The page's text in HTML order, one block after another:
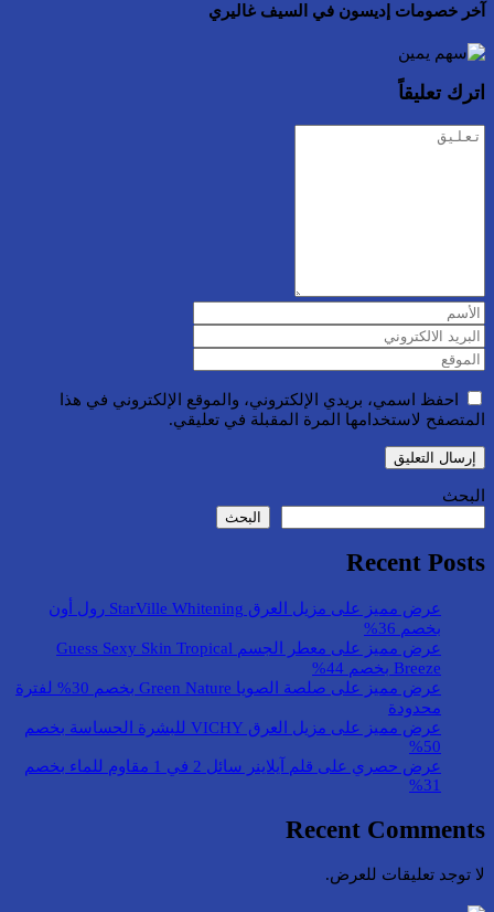
آخر خصومات إديسون في السيف غاليري
اترك تعليقاً
احفظ اسمي، بريدي الإلكتروني، والموقع الإلكتروني في هذا
المتصفح لاستخدامها المرة المقبلة في تعليقي.
البحث
البحث
Recent Posts
عرض مميز على مزيل العرق StarVille Whitening رول أون
بخصم 36%
عرض مميز على معطر الجسم Guess Sexy Skin Tropical
Breeze بخصم 44%
عرض مميز على صلصة الصويا Green Nature بخصم 30% لفترة
محدودة
عرض مميز على مزيل العرق VICHY للبشرة الحساسة بخصم
50%
عرض حصري على قلم آيلاينر سائل 2 في 1 مقاوم للماء بخصم
31%
Recent Comments
لا توجد تعليقات للعرض.